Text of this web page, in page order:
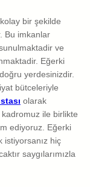
bir şekilde
Bu imkanlar
ve
Eğerki
yerdesinizdir.
bütceleriyle
olarak
ile birlikte
ediyoruz. Eğerki
hiç
saygılarımızla